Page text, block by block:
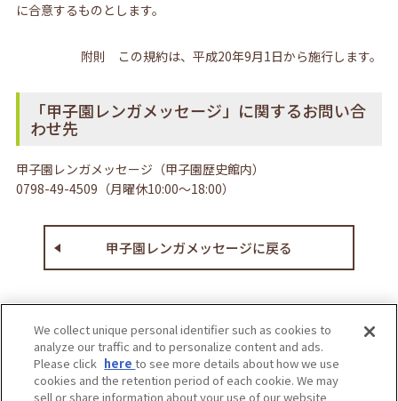
に合意するものとします。
附則 この規約は、平成20年9月1日から施行します。
「甲子園レンガメッセージ」に関するお問い合
わせ先
甲子園レンガメッセージ（甲子園歴史館内）
0798-49-4509（月曜休10:00～18:00）
甲子園レンガメッセージに戻る
We collect unique personal identifier such as cookies to
analyze our traffic and to personalize content and ads.
Please click hereto see more details about how we use
cookies and the retention period of each cookie. We may
sell or share information about your use of our website